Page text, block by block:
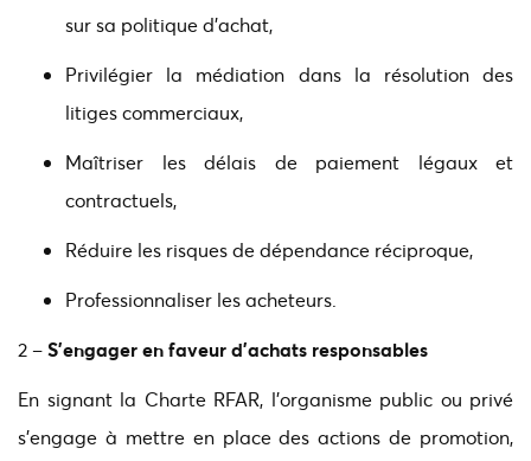
sur sa politique d’achat,
Privilégier la médiation dans la résolution des
litiges commerciaux,
Maîtriser les délais de paiement légaux et
contractuels,
Réduire les risques de dépendance réciproque,
Professionnaliser les acheteurs.
2 –S’engager en faveur d’achats responsables
En signant la Charte RFAR, l’organisme public ou privé
s’engage à mettre en place des actions de promotion,